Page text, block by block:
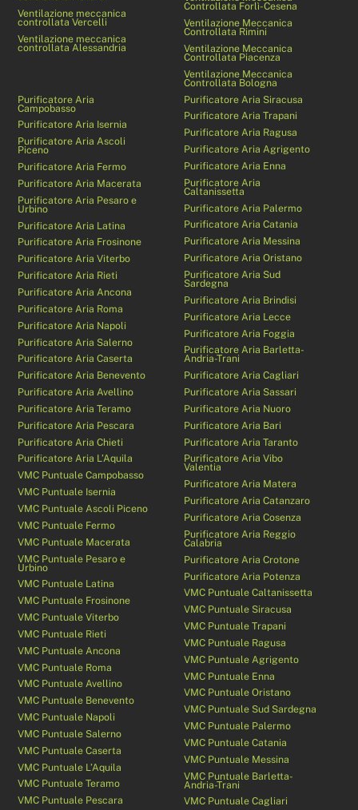
Ventilazione meccanica
controllata Vercelli
Ventilazione meccanica
controllata Alessandria
Controllata Forlì-Cesena
Ventilazione Meccanica
Controllata Rimini
Ventilazione Meccanica
Controllata Piacenza
Ventilazione Meccanica
Controllata Bologna
Purificatore Aria
Campobasso
Purificatore Aria Isernia
Purificatore Aria Ascoli
Piceno
Purificatore Aria Fermo
Purificatore Aria Macerata
Purificatore Aria Pesaro e
Urbino
Purificatore Aria Latina
Purificatore Aria Frosinone
Purificatore Aria Viterbo
Purificatore Aria Rieti
Purificatore Aria Ancona
Purificatore Aria Roma
Purificatore Aria Napoli
Purificatore Aria Salerno
Purificatore Aria Caserta
Purificatore Aria Benevento
Purificatore Aria Avellino
Purificatore Aria Teramo
Purificatore Aria Pescara
Purificatore Aria Chieti
Purificatore Aria L’Aquila
VMC Puntuale Campobasso
VMC Puntuale Isernia
VMC Puntuale Ascoli Piceno
VMC Puntuale Fermo
VMC Puntuale Macerata
VMC Puntuale Pesaro e
Urbino
VMC Puntuale Latina
VMC Puntuale Frosinone
VMC Puntuale Viterbo
VMC Puntuale Rieti
VMC Puntuale Ancona
VMC Puntuale Roma
VMC Puntuale Avellino
VMC Puntuale Benevento
VMC Puntuale Napoli
VMC Puntuale Salerno
VMC Puntuale Caserta
VMC Puntuale L’Aquila
VMC Puntuale Teramo
VMC Puntuale Pescara
Purificatore Aria Siracusa
Purificatore Aria Trapani
Purificatore Aria Ragusa
Purificatore Aria Agrigento
Purificatore Aria Enna
Purificatore Aria
Caltanissetta
Purificatore Aria Palermo
Purificatore Aria Catania
Purificatore Aria Messina
Purificatore Aria Oristano
Purificatore Aria Sud
Sardegna
Purificatore Aria Brindisi
Purificatore Aria Lecce
Purificatore Aria Foggia
Purificatore Aria Barletta-
Andria-Trani
Purificatore Aria Cagliari
Purificatore Aria Sassari
Purificatore Aria Nuoro
Purificatore Aria Bari
Purificatore Aria Taranto
Purificatore Aria Vibo
Valentia
Purificatore Aria Matera
Purificatore Aria Catanzaro
Purificatore Aria Cosenza
Purificatore Aria Reggio
Calabria
Purificatore Aria Crotone
Purificatore Aria Potenza
VMC Puntuale Caltanissetta
VMC Puntuale Siracusa
VMC Puntuale Trapani
VMC Puntuale Ragusa
VMC Puntuale Agrigento
VMC Puntuale Enna
VMC Puntuale Oristano
VMC Puntuale Sud Sardegna
VMC Puntuale Palermo
VMC Puntuale Catania
VMC Puntuale Messina
VMC Puntuale Barletta-
Andria-Trani
VMC Puntuale Cagliari